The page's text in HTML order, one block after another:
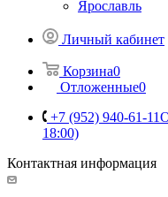
Ярославль
Личный кабинет
Корзина0
Отложенные0
+7 (952) 940-61-11
18:00)
Контактная информация